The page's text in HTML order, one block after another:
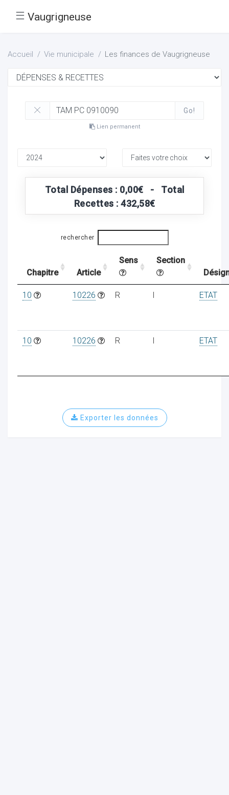
☰ Vaugrigneuse
Accueil Vie municipale Les finances de Vaugrigneuse
Go!
Lien permanent
Total Dépenses : 0,00€ - Total
Recettes : 432,58€
rechercher
Chapitre Article
Sens
Section
10 10226 R I ETAT
10 10226 R I ETAT
Exporter les données